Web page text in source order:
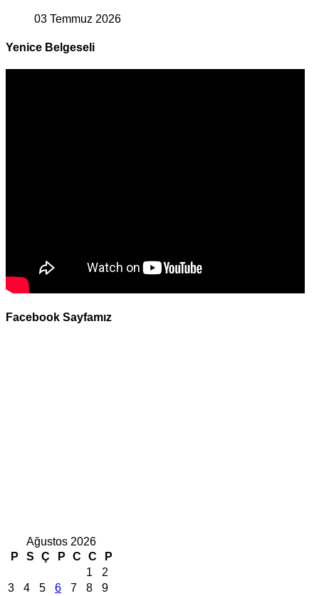
03 Temmuz 2026
Yenice Belgeseli
Facebook Sayfamız
Ağustos 2026
P
S Ç P C C
P
1
2
3
4 5 6 7 8
9